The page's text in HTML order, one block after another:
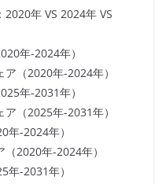
2020年 VS 2024年 VS
年-2024年）
ア（2020年-2024年）
年-2031年）
ア（2025年-2031年）
年-2024年）
（2020年-2024年）
年-2031年）